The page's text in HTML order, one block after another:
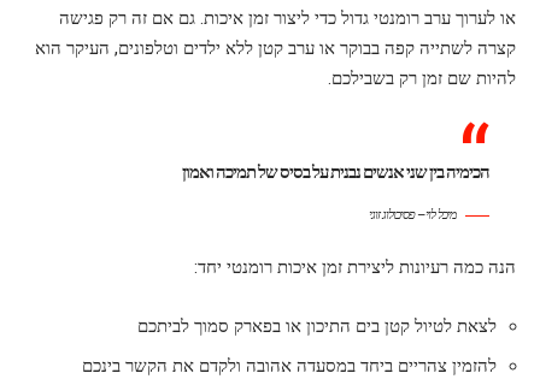
או לערוך ערב רומנטי גדול כדי ליצור זמן איכות. גם אם זה רק פגישה
קצרה לשתייה קפה בבוקר או ערב קטן ללא ילדים וטלפונים, העיקר הוא
להיות שם זמן רק בשבילכם.
הכימיה בין שני אנשים נבנית על בסיס של תמיכה ואמון
מיכל לוי – פסיכולוג זוגי
הנה כמה רעיונות ליצירת זמן איכות רומנטי יחד:
לצאת לטיול קטן בים התיכון או בפארק סמוך לביתכם
להזמין צהריים ביחד במסעדה אהובה ולקדם את הקשר בינכם